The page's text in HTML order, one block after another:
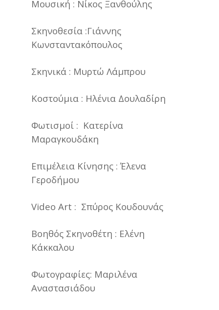
Μουσική : Νίκος Ξανθούλης
Σκηνοθεσία :Γιάννης
Κωνσταντακόπουλος
Σκηνικά : Μυρτώ Λάμπρου
Κοστούμια : Ηλένια Δουλαδίρη
Φωτισμοί : Κατερίνα
Μαραγκουδάκη
Επιμέλεια Κίνησης : Έλενα
Γεροδήμου
Video Art : Σπύρος Κουδουνάς
Βοηθός Σκηνοθέτη : Ελένη
Κάκκαλου
Φωτογραφίες: Μαριλένα
Αναστασιάδου